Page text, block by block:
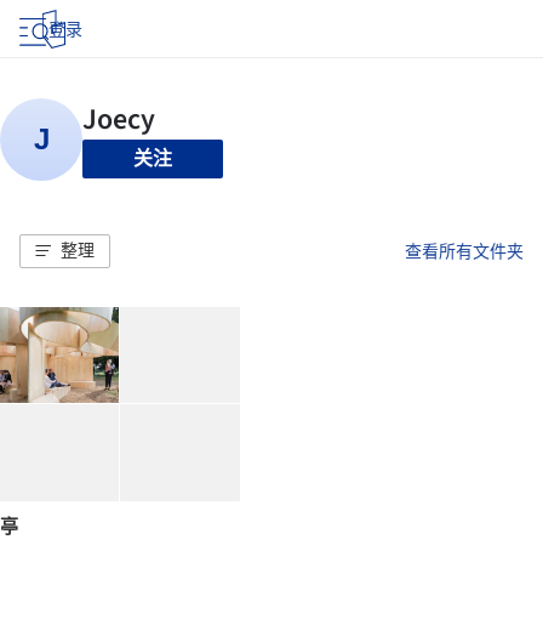
登录
关注
整理 查看所有文件夹
亭